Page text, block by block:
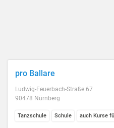
pro Ballare
Ludwig-Feuerbach-Straße 67
90478 Nürnberg
Tanzschule Schule auch Kurse